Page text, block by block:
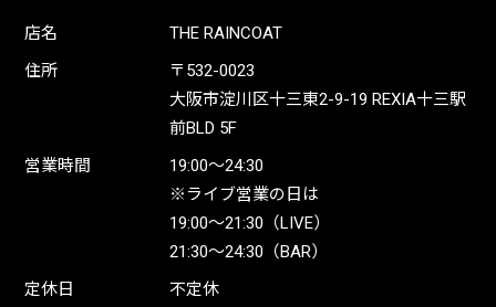
店名
THE RAINCOAT
住所
〒532-0023
大阪市淀川区十三東2-9-19 REXIA十三駅
前BLD 5F
営業時間
19:00〜24:30
※ライブ営業の日は
19:00〜21:30（LIVE）
21:30〜24:30（BAR）
定休日
不定休